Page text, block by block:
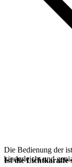
Die Bedienung der
kinderleicht und
Ist die Lichtkaraffe